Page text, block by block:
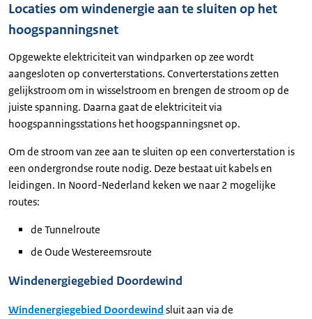
Locaties om windenergie aan te sluiten op het
hoogspanningsnet
Opgewekte elektriciteit van windparken op zee wordt
aangesloten op converterstations. Converterstations zetten
gelijkstroom om in wisselstroom en brengen de stroom op de
juiste spanning. Daarna gaat de elektriciteit via
hoogspanningsstations het hoogspanningsnet op.
Om de stroom van zee aan te sluiten op een converterstation is
een ondergrondse route nodig. Deze bestaat uit kabels en
leidingen. In Noord-Nederland keken we naar 2 mogelijke
routes:
de Tunnelroute
de Oude Westereemsroute
Windenergiegebied Doordewind
Windenergiegebied Doordewind sluit aan via de